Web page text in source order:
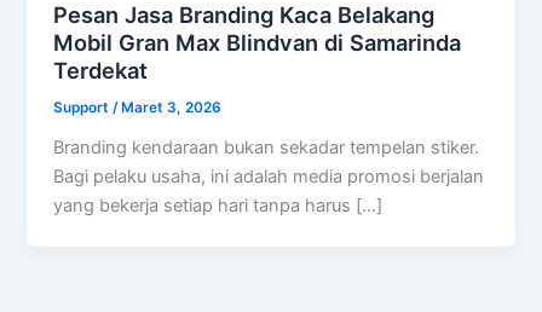
Pesan Jasa Branding Kaca Belakang
Mobil Gran Max Blindvan di Samarinda
Terdekat
Support/ Maret 3, 2026
Branding kendaraan bukan sekadar tempelan stiker.
Bagi pelaku usaha, ini adalah media promosi berjalan
yang bekerja setiap hari tanpa harus […]